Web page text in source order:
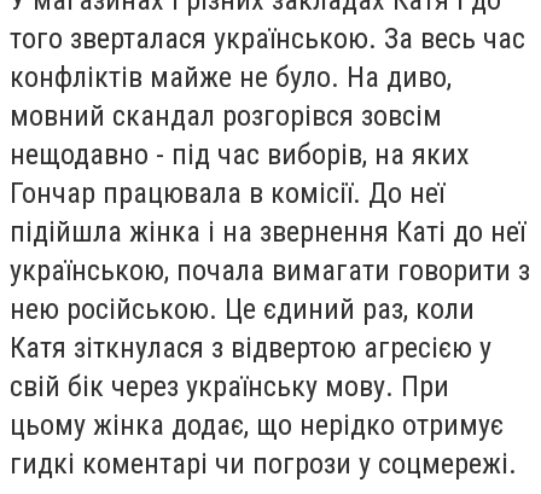
того зверталася українською. За весь час
конфліктів майже не було. На диво,
мовний скандал розгорівся зовсім
нещодавно - під час виборів, на яких
Гончар працювала в комісії. До неї
підійшла жінка і на звернення Каті до неї
українською, почала вимагати говорити з
нею російською. Це єдиний раз, коли
Катя зіткнулася з відвертою агресією у
свій бік через українську мову. При
цьому жінка додає, що нерідко отримує
гидкі коментарі чи погрози у соцмережі.